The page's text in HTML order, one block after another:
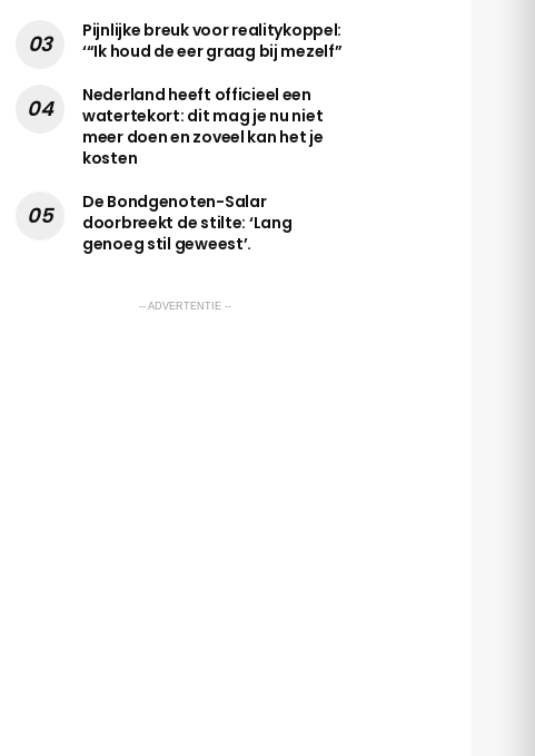
Pijnlijke breuk voor realitykoppel:
‘“Ik houd de eer graag bij mezelf”
Nederland heeft officieel een
watertekort: dit mag je nu niet
meer doen en zoveel kan het je
kosten
De Bondgenoten-Salar
doorbreekt de stilte: ‘Lang
genoeg stil geweest’.
-- ADVERTENTIE --